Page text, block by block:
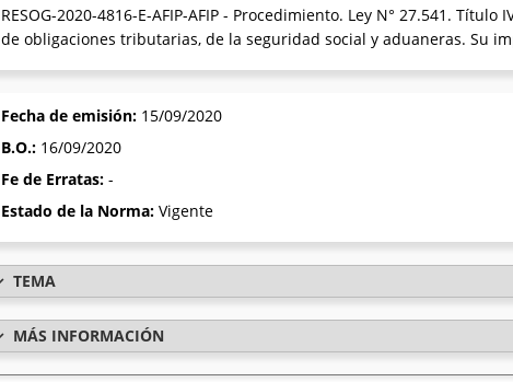
RESOG-2020-4816-E-AFIP-AFIP - Procedimiento. Ley N° 27.541.
de obligaciones tributarias, de la seguridad social y aduaneras. Su
Fecha de emisión: 15/09/2020
B.O.: 16/09/2020
Fe de Erratas: -
Estado de la Norma: Vigente
TEMA
MÁS INFORMACIÓN